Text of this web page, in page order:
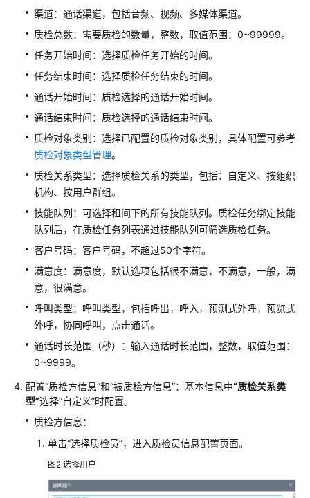
启
用
人
服
务
置
移
动
客
配
置
多
媒
渠
道
机
人
管
理
置
指
南
渠道：通话渠道，包括音频、视频、多媒体渠道。
质检总数：需要质检的数量，整数，取值范围：0~99999。
任务开始时间：选择质检任务开始的时间。
任务结束时间：选择质检任务结束的时间。
通话开始时间：质检选择的通话开始时间。
通话结束时间：质检选择的通话结束时间。
质检对象类别：选择已配置的质检对象类别，具体配置可参考
质检对象类型管理。
质检关系类型：选择质检关系的类型，包括：自定义、按组织
机构、按用户群组。
技能队列：可选择租间下的所有技能队列。质检任务绑定技能
队列后，在质检任务列表通过技能队列可筛选质检任务。
客户号码：客户号码，不超过50个字符。
满意度：满意度，默认选项包括很不满意，不满意，一般，满
意，很满意。
呼叫类型：呼叫类型，包括呼出，呼入，预测式外呼，预览式
外呼，协同呼叫，点击通话。
通话时长范围（秒）：输入通话时长范围，整数，取值范围：
0~9999。
配置“质检方信息”和“被质检方信息”：基本信息中“质检关系类
型”选择“自定义”时配置。
质检方信息：
单击“选择质检员”，进入质检员信息配置页面。
图2 选择用户